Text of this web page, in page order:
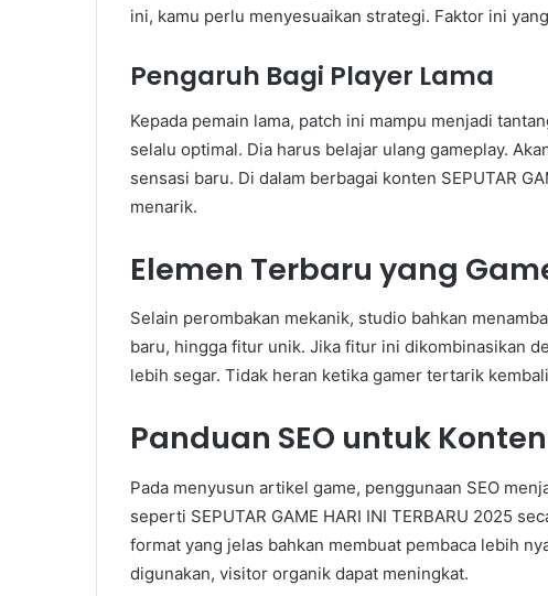
ini, kamu perlu menyesuaikan strategi. Faktor ini
Pengaruh Bagi Player Lama
Kepada pemain lama, patch ini mampu menjadi
selalu optimal. Dia harus belajar ulang gameplay.
sensasi baru. Di dalam berbagai konten SEPUTAR
menarik.
Elemen Terbaru yang
Selain perombakan mekanik, studio bahkan
baru, hingga fitur unik. Jika fitur ini dikombinasikan
lebih segar. Tidak heran ketika gamer tertarik
Panduan SEO untuk
Pada menyusun artikel game, penggunaan SEO
seperti SEPUTAR GAME HARI INI TERBARU 2025
format yang jelas bahkan membuat pembaca lebih
digunakan, visitor organik dapat meningkat.